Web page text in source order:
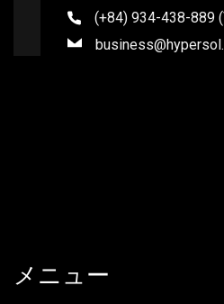
(+84) 934-438-889
メニュー